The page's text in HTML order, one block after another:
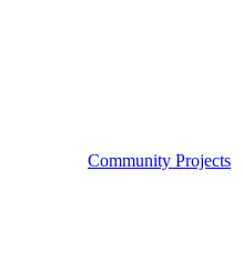
Community Projects